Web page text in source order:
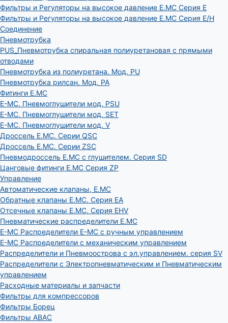
Фильтры и Регуляторы на высокое давление E.MC Серия E
Фильтры и Регуляторы на высокое давление E.MC Серия E/H
Соединение
Пневмотрубка
PUS_Пневмотрубка спиральная полиуретановая с прямыми
отводами
Пневмотрубка из полиуретана. Мод. РU
Пневмотрубка рилсан. Мод. PA
Фитинги E.MC
E-MC. Пневмоглушители мод. PSU
E-MC. Пневмоглушители мод. SET
E-MC. Пневмоглушители мод. V
Дроссель E.MC. Серии QSC
Дроссель E.MC. Серии ZSC
Пневмодроссель E.MC с глушителем. Серия SD
Цанговые фитинги E.MC Серия ZP
Управление
Автоматические клапаны, Е.МС
Обратные клапаны E.MC. Серия EA
Отсечные клапаны E.MC. Серия EHV
Пневматические распределители E.MC
E-MC Распределители E-MC с ручным управлением
E-MC Распределители с механическим управлением
Распределители и Пневмоострова с эл.управлением. серия SV
Распределители с Электропневматическим и Пневматическим
управлением
Расходные материалы и запчасти
Фильтры для компрессоров
Фильтры Борец
Фильтры ABAC